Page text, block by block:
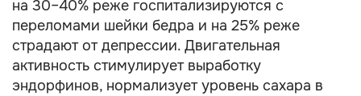
на 30–40% реже госпитализируются с
переломами шейки бедра и на 25% реже
страдают от депрессии. Двигательная
активность стимулирует выработку
эндорфинов, нормализует уровень сахара в